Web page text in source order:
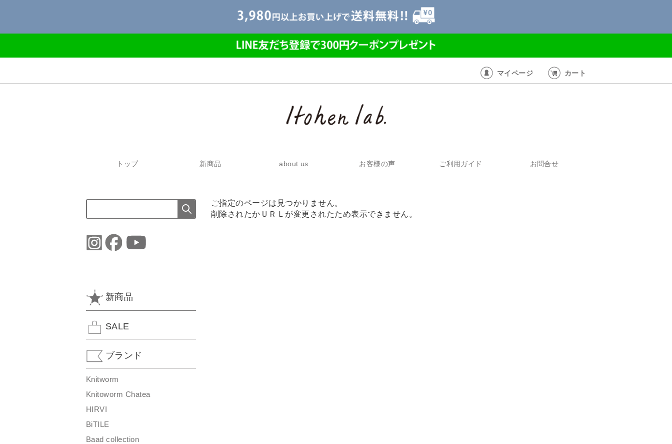
マイページ カート
トップ 新商品 about us お客様の声 ご利用ガイド お問合せ
ご指定のページは見つかりません。
削除されたかＵＲＬが変更されたため表示できません。
新商品
SALE
ブランド
Knitworm
Knitoworm Chatea
HIRVI
BiTILE
Baad collection